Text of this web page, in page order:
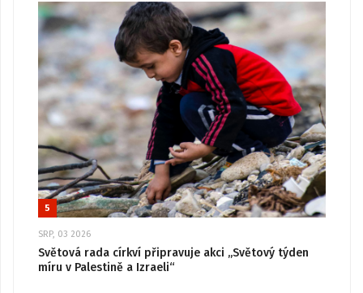
5
SRP, 03 2026
Světová rada církví připravuje akci „Světový týden
míru v Palestině a Izraeli“